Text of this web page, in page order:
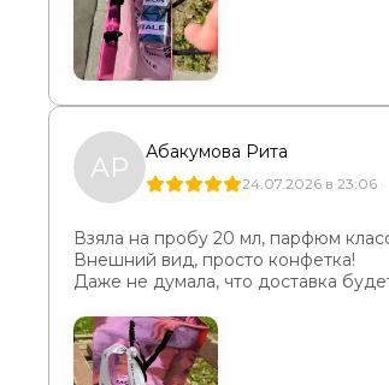
АР Абакумова Рита
24.07.2026 в 23:06
Взяла на пробу 20 мл, парфюм
Внешний вид, просто конфетка!
Даже не думала, что доставка